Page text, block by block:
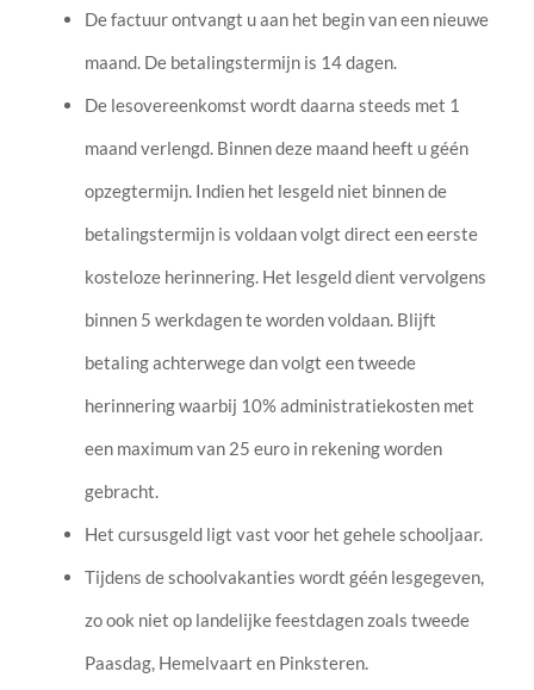
De factuur ontvangt u aan het begin van een nieuwe
maand. De betalingstermijn is 14 dagen.
De lesovereenkomst wordt daarna steeds met 1
maand verlengd. Binnen deze maand heeft u géén
opzegtermijn. Indien het lesgeld niet binnen de
betalingstermijn is voldaan volgt direct een eerste
kosteloze herinnering. Het lesgeld dient vervolgens
binnen 5 werkdagen te worden voldaan. Blijft
betaling achterwege dan volgt een tweede
herinnering waarbij 10% administratiekosten met
een maximum van 25 euro in rekening worden
gebracht.
Het cursusgeld ligt vast voor het gehele schooljaar.
Tijdens de schoolvakanties wordt géén lesgegeven,
zo ook niet op landelijke feestdagen zoals tweede
Paasdag, Hemelvaart en Pinksteren.